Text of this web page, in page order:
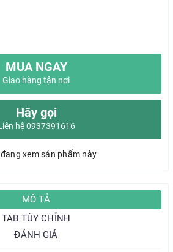
MUA NGAY
Giao hàng tận nơi
Hãy gọi
hệ 0937391616
xem sản phẩm này
MÔ TẢ
TAB TÙY CHỈNH
ĐÁNH GIÁ